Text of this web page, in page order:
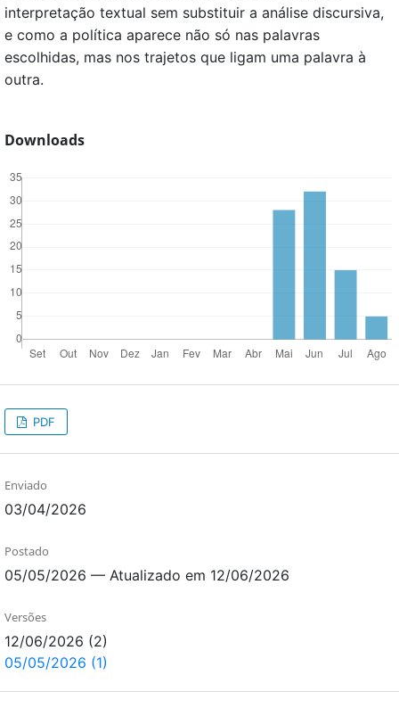
interpretação textual sem substituir a análise discursiva,
e como a política aparece não só nas palavras
escolhidas, mas nos trajetos que ligam uma palavra à
outra.
Downloads
PDF
Enviado
03/04/2026
Postado
05/05/2026 — Atualizado em 12/06/2026
Versões
12/06/2026 (2)
05/05/2026 (1)